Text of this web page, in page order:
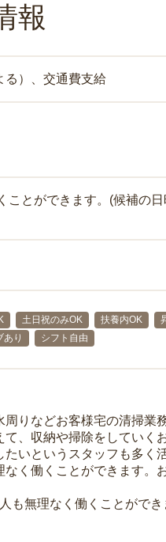
報
る）、交通費支給
ことができます。(候補の
土日祝のみOK 扶養内OK
あり シフト自由
りなどお客様宅の清掃業務
、収納や掃除をしていく
いというスタッフも多く
く働くことができます。
も無理なく働くことができ